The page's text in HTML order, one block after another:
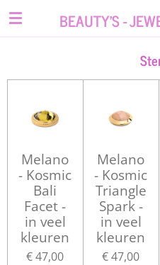
Ga
hoofdinhoud
BEAUTY'S -
Melano
- Kosmic
Bali
Facet -
in veel
kleuren
€ 47,00
Melano
- Kosmic
Triangle
Spark -
in veel
kleuren
€ 47,00